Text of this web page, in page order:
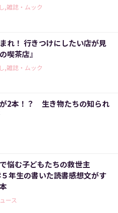
,雑誌・ムック
れ！ 行きつけにしたい店が見
喫茶店』
,雑誌・ムック
2本！？ 生き物たちの知られ
悩む子どもたちの救世主
年生の書いた読書感想文がす
ース